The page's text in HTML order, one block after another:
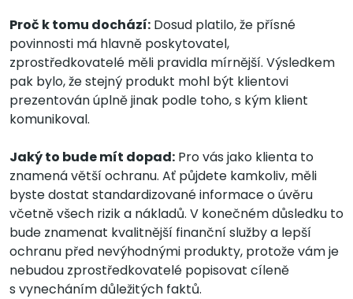
Proč k tomu dochází: Dosud platilo, že přísné
povinnosti má hlavně poskytovatel,
zprostředkovatelé měli pravidla mírnější. Výsledkem
pak bylo, že stejný produkt mohl být klientovi
prezentován úplně jinak podle toho, s kým klient
komunikoval.
Jaký to bude mít dopad: Pro vás jako klienta to
znamená větší ochranu. Ať půjdete kamkoliv, měli
byste dostat standardizované informace o úvěru
včetně všech rizik a nákladů. V konečném důsledku to
bude znamenat kvalitnější finanční služby a lepší
ochranu před nevýhodnými produkty, protože vám je
nebudou zprostředkovatelé popisovat cíleně
s vynecháním důležitých faktů.